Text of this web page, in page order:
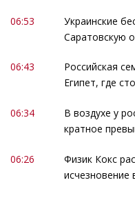
06:53
Украинские
Саратовскую
06:43
Российская
Египет, где
06:34
В воздухе у
кратное
06:26
Физик Кокс